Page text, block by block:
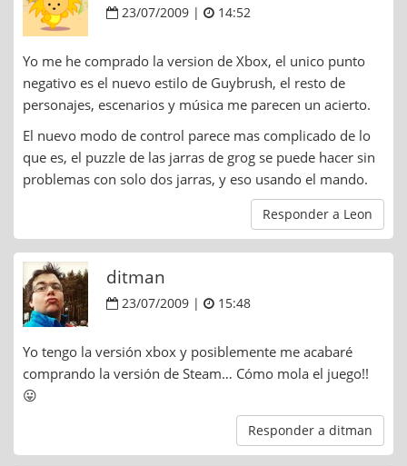
23/07/2009 | 14:52
Yo me he comprado la version de Xbox, el unico punto
negativo es el nuevo estilo de Guybrush, el resto de
personajes, escenarios y música me parecen un acierto.
El nuevo modo de control parece mas complicado de lo
que es, el puzzle de las jarras de grog se puede hacer sin
problemas con solo dos jarras, y eso usando el mando.
Responder a Leon
ditman
23/07/2009 | 15:48
Yo tengo la versión xbox y posiblemente me acabaré
comprando la versión de Steam… Cómo mola el juego!!
😛
Responder a ditman